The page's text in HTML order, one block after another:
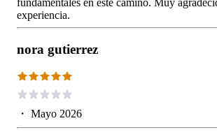
experiencia.
nora gutierrez
・ Mayo 2026